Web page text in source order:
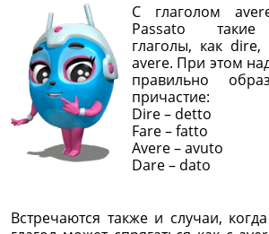
С глаголом
Passato такие
глаголы, как
avere. При этом
правильно
причастие:
Dire – detto
Fare – fatto
Avere – avuto
Dare – dato
Встречаются также и случаи,